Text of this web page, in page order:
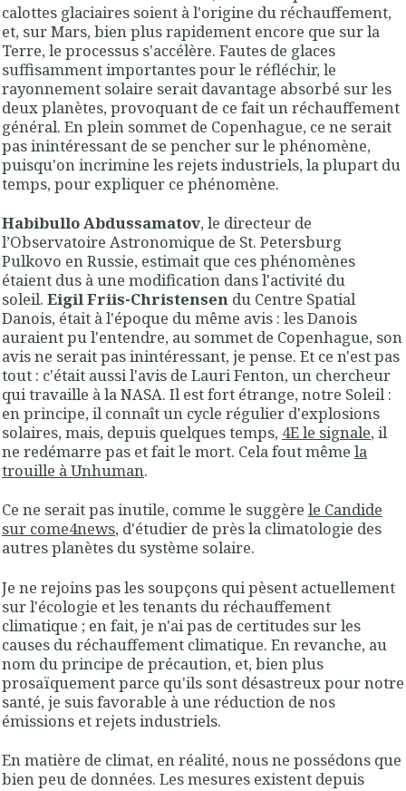
calottes glaciaires soient à l'origine du réchauffement,
et, sur Mars, bien plus rapidement encore que sur la
Terre, le processus s'accélère. Fautes de glaces
suffisamment importantes pour le réfléchir, le
rayonnement solaire serait davantage absorbé sur les
deux planètes, provoquant de ce fait un réchauffement
général. En plein sommet de Copenhague, ce ne serait
pas inintéressant de se pencher sur le phénomène,
puisqu'on incrimine les rejets industriels, la plupart du
temps, pour expliquer ce phénomène.
Habibullo Abdussamatov, le directeur de
l’Observatoire Astronomique de St. Petersburg
Pulkovo en Russie, estimait que ces phénomènes
étaient dus à une modification dans l'activité du
soleil. Eigil Friis-Christensen du Centre Spatial
Danois, était à l'époque du même avis : les Danois
auraient pu l'entendre, au sommet de Copenhague, son
avis ne serait pas inintéressant, je pense. Et ce n'est pas
tout : c'était aussi l'avis de Lauri Fenton, un chercheur
qui travaille à la NASA. Il est fort étrange, notre Soleil :
en principe, il connaît un cycle régulier d'explosions
solaires, mais, depuis quelques temps, 4E le signale, il
ne redémarre pas et fait le mort. Cela fout même la
trouille à Unhuman.
Ce ne serait pas inutile, comme le suggère le Candide
sur come4news, d'étudier de près la climatologie des
autres planètes du système solaire.
Je ne rejoins pas les soupçons qui pèsent actuellement
sur l'écologie et les tenants du réchauffement
climatique ; en fait, je n'ai pas de certitudes sur les
causes du réchauffement climatique. En revanche, au
nom du principe de précaution, et, bien plus
prosaïquement parce qu'ils sont désastreux pour notre
santé, je suis favorable à une réduction de nos
émissions et rejets industriels.
En matière de climat, en réalité, nous ne possédons que
bien peu de données. Les mesures existent depuis